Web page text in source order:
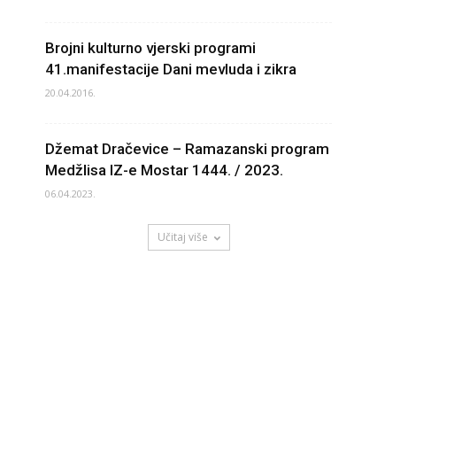
Brojni kulturno vjerski programi
41.manifestacije Dani mevluda i zikra
20.04.2016.
Džemat Dračevice – Ramazanski program
Medžlisa IZ-e Mostar 1444. / 2023.
06.04.2023.
Učitaj više